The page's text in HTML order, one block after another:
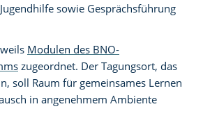
sowie Gesprächsführung
Modulen des BNO-
zugeordnet. Der Tagungsort, das
soll Raum für gemeinsames Lernen
in angenehmem Ambiente